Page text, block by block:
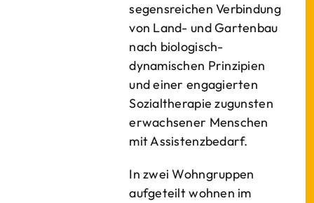
segensreichen Verbindung
von Land- und Gartenbau
nach biologisch-
dynamischen Prinzipien
und einer engagierten
Sozialtherapie zugunsten
erwachsener Menschen
mit Assistenzbedarf.
In zwei Wohngruppen
aufgeteilt wohnen im